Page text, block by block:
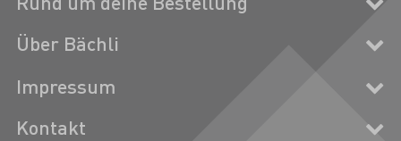
Über Bächli
Impressum
Kontakt